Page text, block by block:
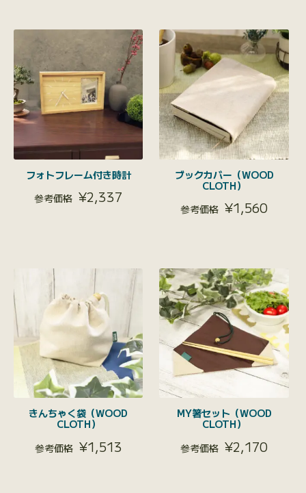
フォトフレーム付き時計
¥2,337
ブックカバー（WOOD
CLOTH）
¥1,560
きんちゃく袋（WOOD
CLOTH）
¥1,513
MY箸セット（WOOD
CLOTH）
¥2,170